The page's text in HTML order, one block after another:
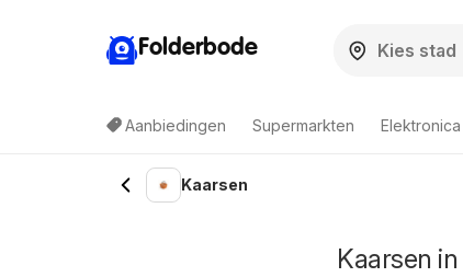
Folderbode
Aanbiedingen Supermarkten Elektronica
Kaarsen
Kaarsen